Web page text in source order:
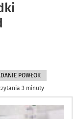
POWŁOK
3 minuty